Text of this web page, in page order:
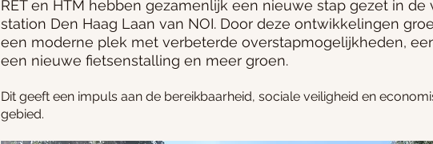
RET en HTM hebben gezamenlijk een nieuwe stap gezet in de
station Den Haag Laan van NOI. Door deze ontwikkelingen
een moderne plek met verbeterde overstapmogelijkheden,
een nieuwe fietsenstalling en meer groen.
Dit geeft een impuls aan de bereikbaarheid, sociale veiligheid en
gebied.